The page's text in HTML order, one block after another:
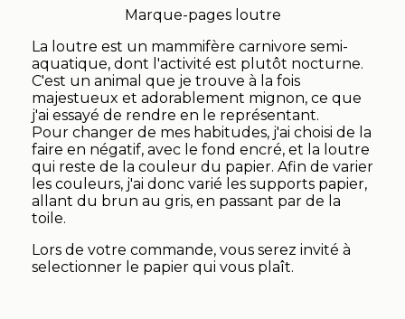
Marque-pages loutre
La loutre est un mammifère carnivore semi-
aquatique, dont l'activité est plutôt nocturne.
C'est un animal que je trouve à la fois
majestueux et adorablement mignon, ce que
j'ai essayé de rendre en le représentant.
Pour changer de mes habitudes, j'ai choisi de la
faire en négatif, avec le fond encré, et la loutre
qui reste de la couleur du papier. Afin de varier
les couleurs, j'ai donc varié les supports papier,
allant du brun au gris, en passant par de la
toile.
Lors de votre commande, vous serez invité à
selectionner le papier qui vous plaît.